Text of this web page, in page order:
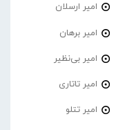
امیر ارسلان
امیر برهان
امیر بی‌نظیر
امیر تاتاری
امیر تتلو